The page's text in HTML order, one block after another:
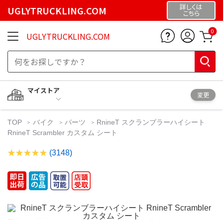
UGLYTRUCKLING.COM 詳しくは
こちら
UGLYTRUCKLING.COM 0
マイストア
変更
TOP バイク パーツ
RnineT スクランブラーハイシート
RnineT Scrambler カスタム シート
(3148)